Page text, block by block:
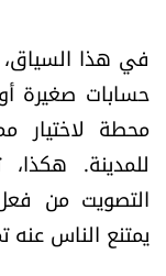
في هذا السياق،
حسابات صغيرة
محطة لاختيار
للمدينة.
التصويت من
يمتنع الناس عنه